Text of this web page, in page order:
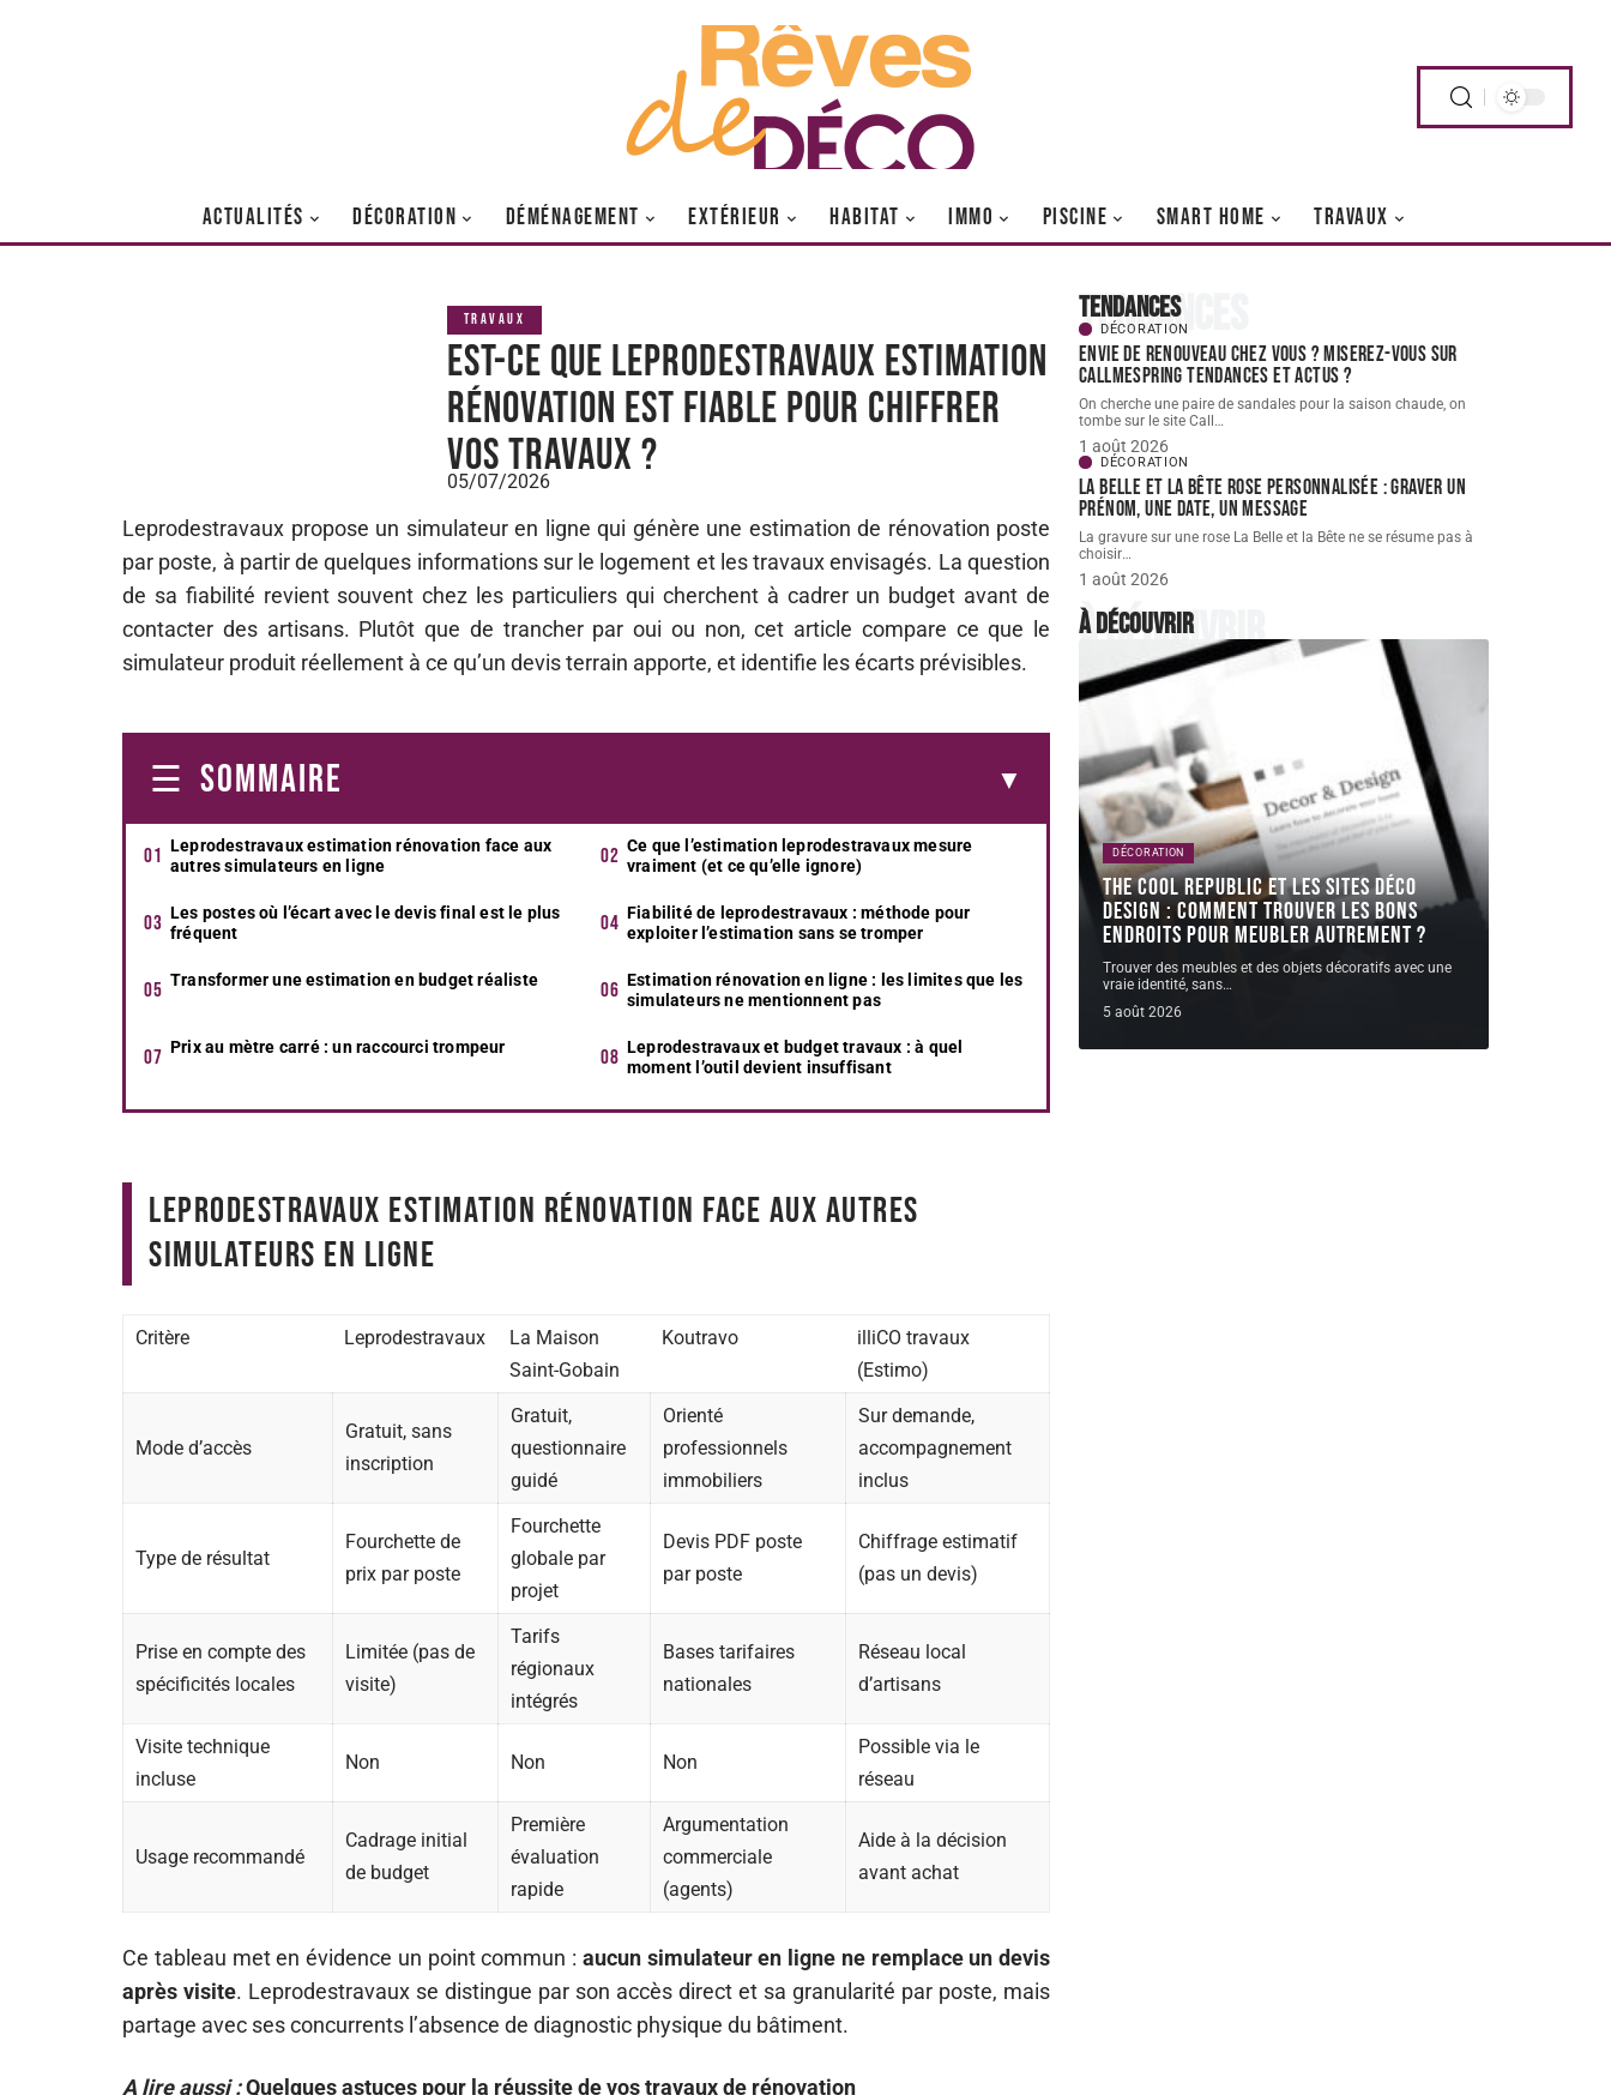
ACTUALITÉS DÉCORATION DÉMÉNAGEMENT EXTÉRIEUR HABITAT IMMO PISCINE SMART HOME TRAVAUX
TRAVAUX
Est-ce que leprodestravaux Estimation
rénovation est fiable pour chiffrer
vos travaux ?
05/07/2026
Leprodestravaux propose un simulateur en ligne qui génère une estimation de rénovation poste
par poste, à partir de quelques informations sur le logement et les travaux envisagés. La question
de sa fiabilité revient souvent chez les particuliers qui cherchent à cadrer un budget avant de
contacter des artisans. Plutôt que de trancher par oui ou non, cet article compare ce que le
simulateur produit réellement à ce qu’un devis terrain apporte, et identifie les écarts prévisibles.
SOMMAIRE
Leprodestravaux estimation rénovation face aux
autres simulateurs en ligne
Ce que l’estimation leprodestravaux mesure
vraiment (et ce qu’elle ignore)
Les postes où l’écart avec le devis final est le plus
fréquent
Fiabilité de leprodestravaux : méthode pour
exploiter l’estimation sans se tromper
Transformer une estimation en budget réaliste
Estimation rénovation en ligne : les limites que les
simulateurs ne mentionnent pas
Prix au mètre carré : un raccourci trompeur
Leprodestravaux et budget travaux : à quel
moment l’outil devient insuffisant
Leprodestravaux estimation rénovation face aux autres
simulateurs en ligne
Critère Leprodestravaux
La Maison
Saint-Gobain
Koutravo
illiCO travaux
(Estimo)
Mode d’accès
Gratuit, sans
inscription
Gratuit,
questionnaire
guidé
Orienté
professionnels
immobiliers
Sur demande,
accompagnement
inclus
Type de résultat
Fourchette de
prix par poste
Fourchette
globale par
projet
Devis PDF poste
par poste
Chiffrage estimatif
(pas un devis)
Prise en compte des
spécificités locales
Limitée (pas de
visite)
Tarifs
régionaux
intégrés
Bases tarifaires
nationales
Réseau local
d’artisans
Visite technique
incluse
Non Non Non
Possible via le
réseau
Usage recommandé
Cadrage initial
de budget
Première
évaluation
rapide
Argumentation
commerciale
(agents)
Aide à la décision
avant achat
Ce tableau met en évidence un point commun : aucun simulateur en ligne ne remplace un devis
après visite. Leprodestravaux se distingue par son accès direct et sa granularité par poste, mais
partage avec ses concurrents l’absence de diagnostic physique du bâtiment.
A lire aussi :Quelques astuces pour la réussite de vos travaux de rénovation
Tendances
Tendances
DÉCORATION
Envie de renouveau chez vous ? Miserez-vous sur
Callmespring Tendances et actus ?
On cherche une paire de sandales pour la saison chaude, on
tombe sur le site Call …
1 août 2026
DÉCORATION
La Belle et la Bête Rose personnalisée : graver un
prénom, une date, un message
La gravure sur une rose La Belle et la Bête ne se résume pas à
choisir…
1 août 2026
À découvrir
À découvrir
DÉCORATION
The Cool Republic et les sites déco
design : comment trouver les bons
endroits pour meubler autrement ?
Trouver des meubles et des objets décoratifs avec une
vraie identité, sans…
5 août 2026